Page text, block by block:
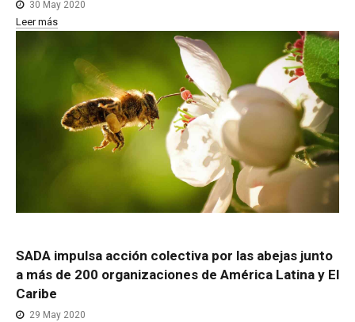
30 May 2020
Leer más
SADA impulsa acción colectiva por las abejas junto
a más de 200 organizaciones de América Latina y El
Caribe
29 May 2020